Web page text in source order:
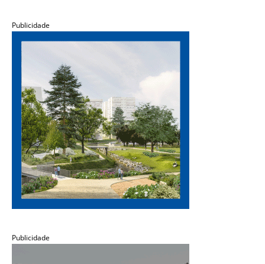
Publicidade
Publicidade